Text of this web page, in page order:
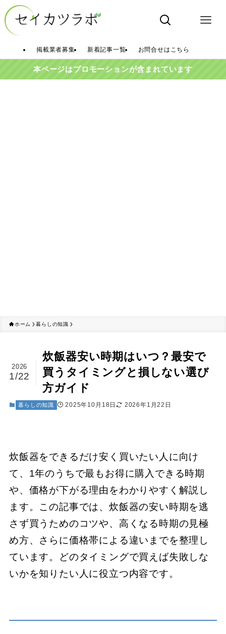
掲載業者募集 新着記事一覧 お問合せはこちら
本ページはプロモーションが含まれています
ホーム 暮らしの知識
炊飯器安い時期はいつ？最安で
買うタイミングと損しない選び
方ガイド
2026
1/22
暮らしの知識 2025年10月18日 2026年1月22日
炊飯器をできるだけ安く買いたい人に向け
て、1年のうちで最もお得に購入できる時期
や、価格が下がる理由をわかりやすく解説し
ます。この記事では、炊飯器の安い時期を逃
さず買うためのコツや、高くなる時期の見極
め方、さらに価格帯による違いまでを整理し
ています。どのタイミングで買えば失敗しな
いかを知りたい人に役立つ内容です。